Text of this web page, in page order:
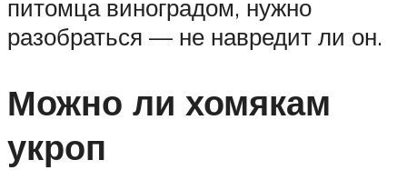
питомца виноградом, нужно
разобраться — не навредит ли он.
Можно ли хомякам
укроп